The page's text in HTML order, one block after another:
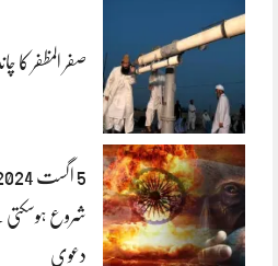
صفر المظفر کا
شروع ہوسکتی
دعوی